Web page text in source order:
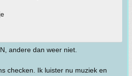
andere dan weer niet.
checken. Ik luister nu muziek en